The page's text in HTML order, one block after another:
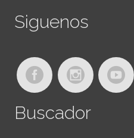
Siguenos
Buscador